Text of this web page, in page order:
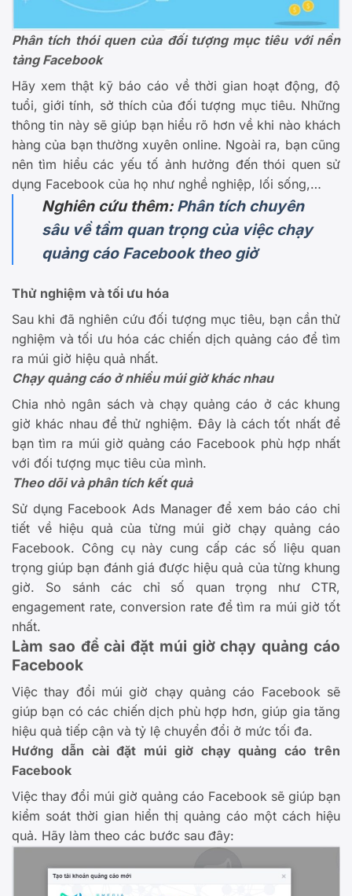
Phân tích thói quen của đối tượng mục tiêu với nền
tảng Facebook
Hãy xem thật kỹ báo cáo về thời gian hoạt động, độ
tuổi, giới tính, sở thích của đối tượng mục tiêu. Những
thông tin này sẽ giúp bạn hiểu rõ hơn về khi nào khách
hàng của bạn thường xuyên online. Ngoài ra, bạn cũng
nên tìm hiểu các yếu tố ảnh hưởng đến thói quen sử
dụng Facebook của họ như nghề nghiệp, lối sống,…
Nghiên cứu thêm: Phân tích chuyên
sâu về tầm quan trọng của việc chạy
quảng cáo Facebook theo giờ
Thử nghiệm và tối ưu hóa
Sau khi đã nghiên cứu đối tượng mục tiêu, bạn cần thử
nghiệm và tối ưu hóa các chiến dịch quảng cáo để tìm
ra múi giờ hiệu quả nhất.
Chạy quảng cáo ở nhiều múi giờ khác nhau
Chia nhỏ ngân sách và chạy quảng cáo ở các khung
giờ khác nhau để thử nghiệm. Đây là cách tốt nhất để
bạn tìm ra múi giờ quảng cáo Facebook phù hợp nhất
với đối tượng mục tiêu của mình.
Theo dõi và phân tích kết quả
Sử dụng Facebook Ads Manager để xem báo cáo chi
tiết về hiệu quả của từng múi giờ chạy quảng cáo
Facebook. Công cụ này cung cấp các số liệu quan
trọng giúp bạn đánh giá được hiệu quả của từng khung
giờ. So sánh các chỉ số quan trọng như CTR,
engagement rate, conversion rate để tìm ra múi giờ tốt
nhất.
Làm sao để cài đặt múi giờ chạy quảng cáo
Facebook
Việc thay đổi múi giờ chạy quảng cáo Facebook sẽ
giúp bạn có các chiến dịch phù hợp hơn, giúp gia tăng
hiệu quả tiếp cận và tỷ lệ chuyển đổi ở mức tối đa.
Hướng dẫn cài đặt múi giờ chạy quảng cáo trên
Facebook
Việc thay đổi múi giờ quảng cáo Facebook sẽ giúp bạn
kiểm soát thời gian hiển thị quảng cáo một cách hiệu
quả. Hãy làm theo các bước sau đây: